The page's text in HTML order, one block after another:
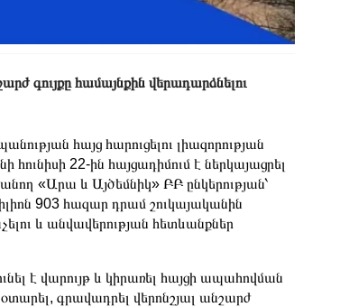
գույքը համայնքին վերադարձնելու
հայց հարուցելու լիազորության
22-ին հայցադիմում է ներկայացրել
«Արա և Այծեմնիկ» ԲԲ ընկերության՝
903 հազար դրամ շուկայականին
և անվավերության հետևանքներ
է վարույթ և կիրառել հայցի ապահովման
գրավադրել վերոնշյալ անշարժ